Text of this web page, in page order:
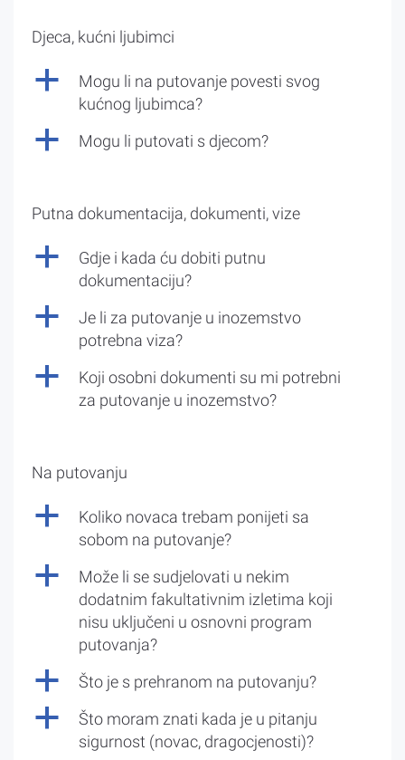
Djeca, kućni ljubimci
a
Mogu li na putovanje povesti svog
kućnog ljubimca?
a Mogu li putovati s djecom?
Putna dokumentacija, dokumenti, vize
a
Gdje i kada ću dobiti putnu
dokumentaciju?
a
Je li za putovanje u inozemstvo
potrebna viza?
a
Koji osobni dokumenti su mi potrebni
za putovanje u inozemstvo?
Na putovanju
a
Koliko novaca trebam ponijeti sa
sobom na putovanje?
a
Može li se sudjelovati u nekim
dodatnim fakultativnim izletima koji
nisu uključeni u osnovni program
putovanja?
a Što je s prehranom na putovanju?
a
Što moram znati kada je u pitanju
sigurnost (novac, dragocjenosti)?